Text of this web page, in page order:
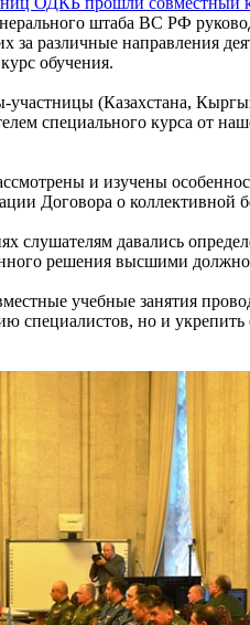
штаба ВС РФ
различные направления
обучения.
участницы (Казахстана,
специального курса от
и изучены
Договора о коллективной
слушателям давались
решения высшими
учебные занятия
специалистов, но и